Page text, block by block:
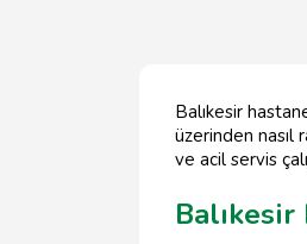
Balıkesir
üzerinden nasıl
ve acil servis